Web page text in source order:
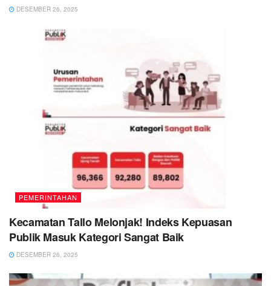
DESEMBER 26, 2025
PEMERINTAHAN
Kecamatan Tallo Melonjak! Indeks Kepuasan
Publik Masuk Kategori Sangat Baik
DESEMBER 26, 2025